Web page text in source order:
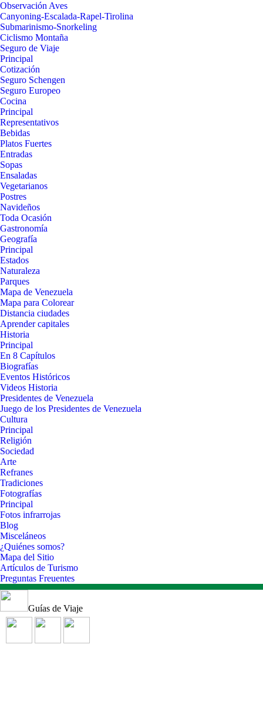
Observación Aves
Canyoning-Escalada-Rapel-Tirolina
Submarinismo-Snorkeling
Ciclismo Montaña
Seguro de Viaje
Principal
Cotización
Seguro Schengen
Seguro Europeo
Cocina
Principal
Representativos
Bebidas
Platos Fuertes
Entradas
Sopas
Ensaladas
Vegetarianos
Postres
Navideños
Toda Ocasión
Gastronomía
Geografía
Principal
Estados
Naturaleza
Parques
Mapa de Venezuela
Mapa para Colorear
Distancia ciudades
Aprender capitales
Historia
Principal
En 8 Capítulos
Biografías
Eventos Históricos
Videos Historia
Presidentes de Venezuela
Juego de los Presidentes de Venezuela
Cultura
Principal
Religión
Sociedad
Arte
Refranes
Tradiciones
Fotografías
Principal
Fotos infrarrojas
Blog
Misceláneos
¿Quiénes somos?
Mapa del Sitio
Artículos de Turismo
Preguntas Freuentes
Guías de Viaje